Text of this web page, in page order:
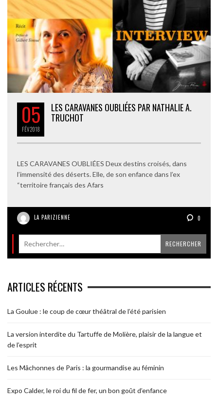
05
FÉV2018
LES CARAVANES OUBLIÉES PAR NATHALIE A.
TRUCHOT
LES CARAVANES OUBLIÉES Deux destins croisés, dans
l’immensité des déserts. Elle, de son enfance dans l’ex
“territoire français des Afars
LA PARIZIENNE 0
ARTICLES RÉCENTS
La Goulue : le coup de cœur théâtral de l’été parisien
La version interdite du Tartuffe de Molière, plaisir de la langue et
de l’esprit
Les Mâchonnes de Paris : la gourmandise au féminin
Expo Calder, le roi du fil de fer, un bon goût d’enfance